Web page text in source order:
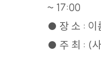
~ 17:00
● 장 소 : 이
● 주 최 : (